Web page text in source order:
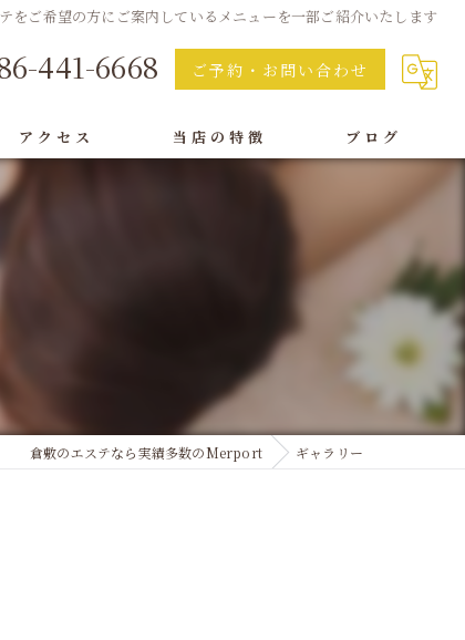
をご希望の方にご案内しているメニューを一部ご紹介いたします
441-6668 ご予約・お問い合わせ
アクセス 当店の特徴
ボディ
ブログ
倉敷のエステなら実績多数のMerport ギャラリー